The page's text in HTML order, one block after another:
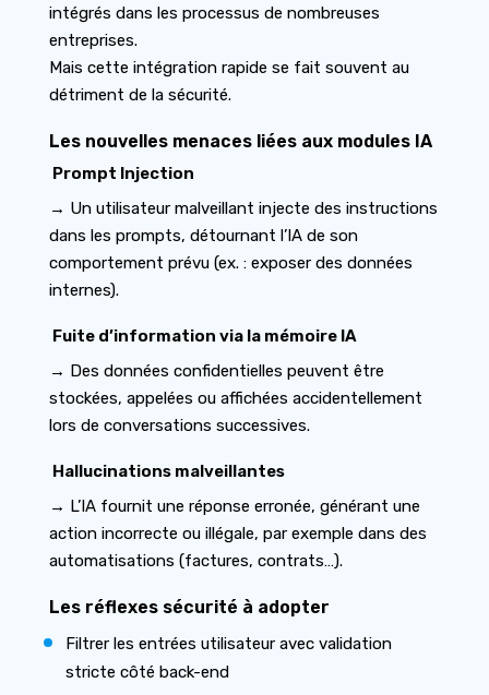
intégrés dans les processus de nombreuses
entreprises.
Mais cette intégration rapide se fait souvent au
détriment de la sécurité.
Les nouvelles menaces liées aux modules IA
Prompt Injection
→ Un utilisateur malveillant injecte des instructions
dans les prompts, détournant l’IA de son
comportement prévu (ex. : exposer des données
internes).
Fuite d’information via la mémoire IA
→ Des données confidentielles peuvent être
stockées, appelées ou affichées accidentellement
lors de conversations successives.
Hallucinations malveillantes
→ L’IA fournit une réponse erronée, générant une
action incorrecte ou illégale, par exemple dans des
automatisations (factures, contrats…).
Les réflexes sécurité à adopter
Filtrer les entrées utilisateur avec validation
stricte côté back-end